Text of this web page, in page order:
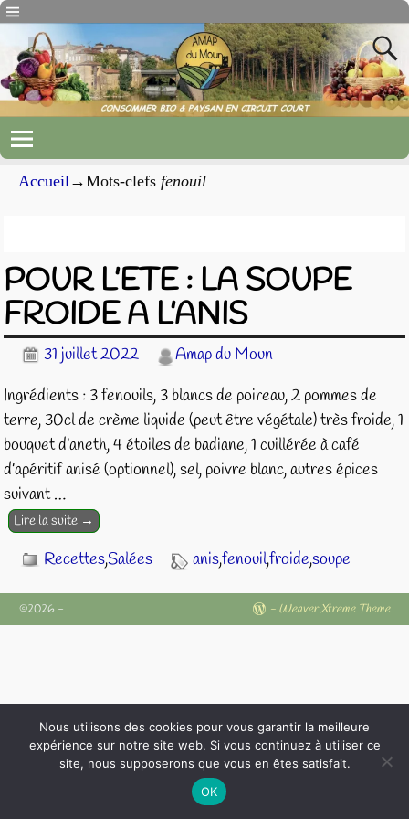
Accueil→Mots-clefs fenouil
POUR L’ETE : LA SOUPE
FROIDE A L’ANIS
31 juillet 2022
Amap du Moun
Ingrédients : 3 fenouils, 3 blancs de poireau, 2 pommes de
terre, 30cl de crème liquide (peut être végétale) très froide, 1
bouquet d’aneth, 4 étoiles de badiane, 1 cuillérée à café
d’apéritif anisé (optionnel), sel, poivre blanc, autres épices
suivant…
Lire la suite →
Recettes,Salées anis,fenouil,froide,soupe
©2026 - - Weaver Xtreme Theme
Nous utilisons des cookies pour vous garantir la meilleure
expérience sur notre site web. Si vous continuez à utiliser ce
site, nous supposerons que vous en êtes satisfait.
OK